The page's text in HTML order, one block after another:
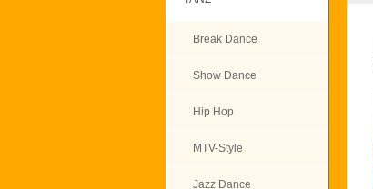
Break Dance
Show Dance
Hip Hop
MTV-Style
Jazz Dance